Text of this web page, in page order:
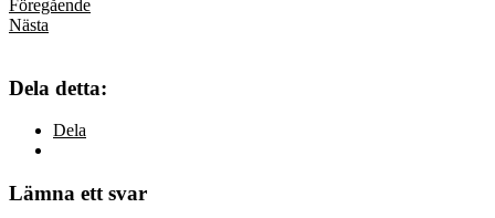
Föregående
Nästa
Dela detta:
Dela
Lämna ett svar